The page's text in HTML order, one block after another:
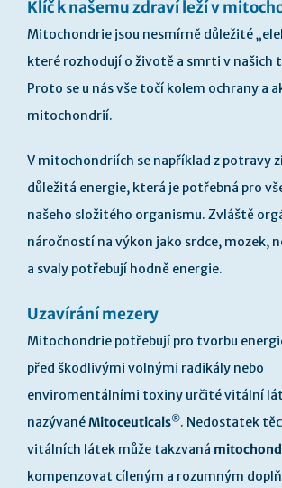
Klíč k našemu zdraví leží v
Mitochondrie jsou nesmírně důležité
které rozhodují o životě a smrti v našich
Proto se u nás vše točí kolem ochrany a
mitochondrií.
V mitochondriích se například z potravy
důležitá energie, která je potřebná pro
našeho složitého organismu. Zvláště
náročností na výkon jako srdce, mozek,
a svaly potřebují hodně energie.
Uzavírání mezery
Mitochondrie potřebují pro tvorbu
před škodlivými volnými radikály nebo
enviromentálními toxiny určité vitální
nazývanéMitoceuticals®. Nedostatek
vitálních látek může takzvaná
kompenzovat cíleným a rozumným